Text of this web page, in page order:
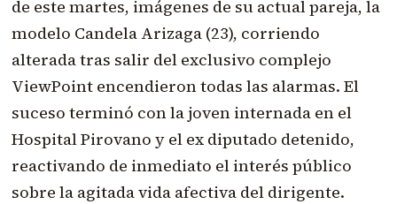
de este martes, imágenes de su actual pareja, la
modelo Candela Arizaga (23), corriendo
alterada tras salir del exclusivo complejo
ViewPoint encendieron todas las alarmas. El
suceso terminó con la joven internada en el
Hospital Pirovano y el ex diputado detenido,
reactivando de inmediato el interés público
sobre la agitada vida afectiva del dirigente.